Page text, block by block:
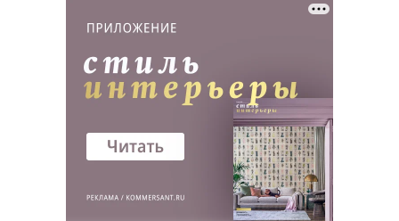
Реклама в «Ъ» www.kommersant.ru/ad